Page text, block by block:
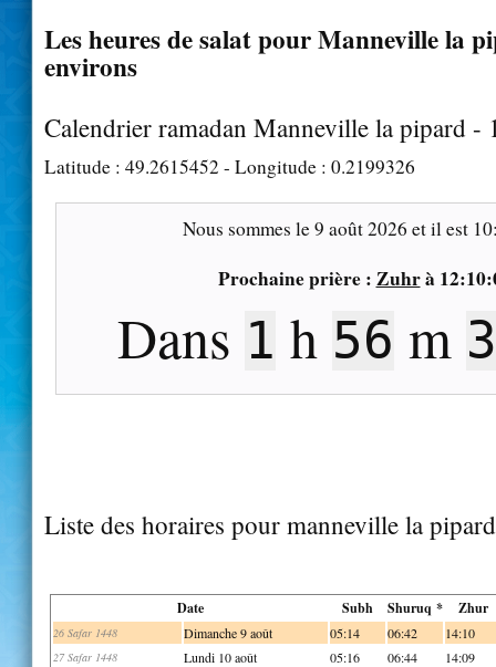
Les heures de salat pour Manneville la
environs
Calendrier ramadan Manneville la pipard -
Latitude : 49.2615452 - Longitude : 0.2199326
Nous sommes le9 août 2026 et il est
Prochaine prière : Zuhrà
Dans 1 h 56 m
Liste des horaires pour manneville la pipard
Date Subh Shuruq * Zhur
26 Safar 1448 Dimanche 9 août 05:14 06:42 14:10
27 Safar 1448 Lundi 10 août 05:16 06:44 14:09